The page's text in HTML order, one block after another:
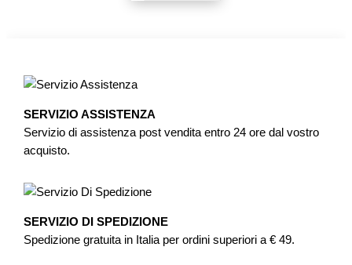
SERVIZIO ASSISTENZA
Servizio di assistenza post vendita entro 24 ore dal vostro
acquisto.
SERVIZIO DI SPEDIZIONE
Spedizione gratuita in Italia per ordini superiori a € 49.